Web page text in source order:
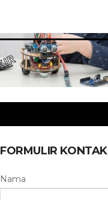
FORMULIR KONTAK
Nama